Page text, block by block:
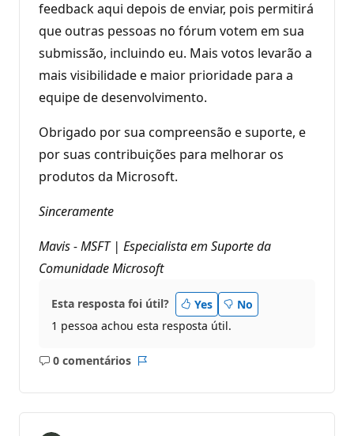
feedback aqui depois de enviar, pois permitirá
que outras pessoas no fórum votem em sua
submissão, incluindo eu. Mais votos levarão a
mais visibilidade e maior prioridade para a
equipe de desenvolvimento.
Obrigado por sua compreensão e suporte, e
por suas contribuições para melhorar os
produtos da Microsoft.
Sinceramente
Mavis - MSFT | Especialista em Suporte da
Comunidade Microsoft
Esta resposta foi útil? Yes
No
1 pessoa achou esta resposta útil.
0 comentários
Sem